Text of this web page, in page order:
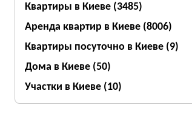
Квартиры в Киеве (3485)
Аренда квартир в Киеве (8006)
Квартиры посуточно в Киеве (9)
Дома в Киеве (50)
Участки в Киеве (10)